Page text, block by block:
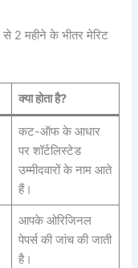
2 महीने के भीतर मेरिट
क्या होता है?
कट-ऑफ के आधार
पर शॉर्टलिस्टेड
उम्मीदवारों के नाम आते
हैं।
आपके ओरिजिनल
पेपर्स की जांच की जाती
है।